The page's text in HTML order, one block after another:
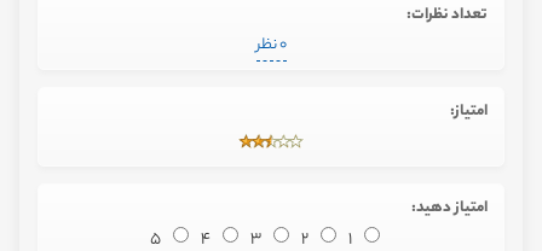
تعداد نظرات:
0 نظر
امتیاز:
امتیاز دهید:
1
2
3
4
5